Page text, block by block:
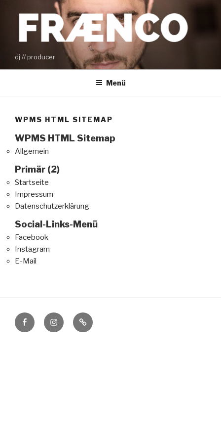
springen
dj // producer
Menü
WPMS HTML SITEMAP
WPMS HTML Sitemap
Allgemein
Primär (2)
Startseite
Impressum
Datenschutzerklärung
Social-Links-Menü
Facebook
Instagram
E-Mail
FacebookInstagram
E-
Mail